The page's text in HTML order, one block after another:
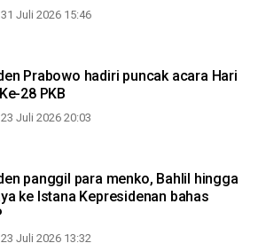
Juli 2026 15:46
Prabowo hadiri puncak acara Hari
28 PKB
Juli 2026 20:03
panggil para menko, Bahlil hingga
ke Istana Kepresidenan bahas
Juli 2026 13:32